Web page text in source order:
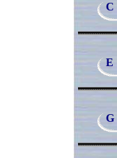
C
E
G